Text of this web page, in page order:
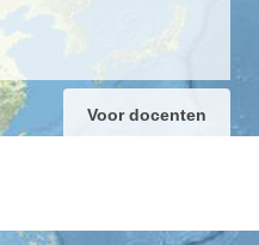
Voor docenten